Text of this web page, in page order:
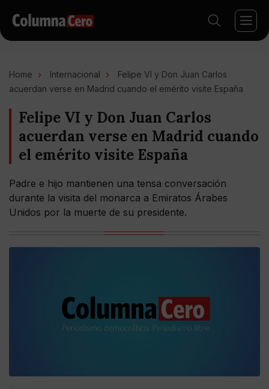
Home Internacional
Felipe VI y Don Juan Carlos
acuerdan verse en Madrid cuando el emérito visite España
Felipe VI y Don Juan Carlos
acuerdan verse en Madrid cuando
el emérito visite España
Padre e hijo mantienen una tensa conversación
durante la visita del monarca a Emiratos Árabes
Unidos por la muerte de su presidente.